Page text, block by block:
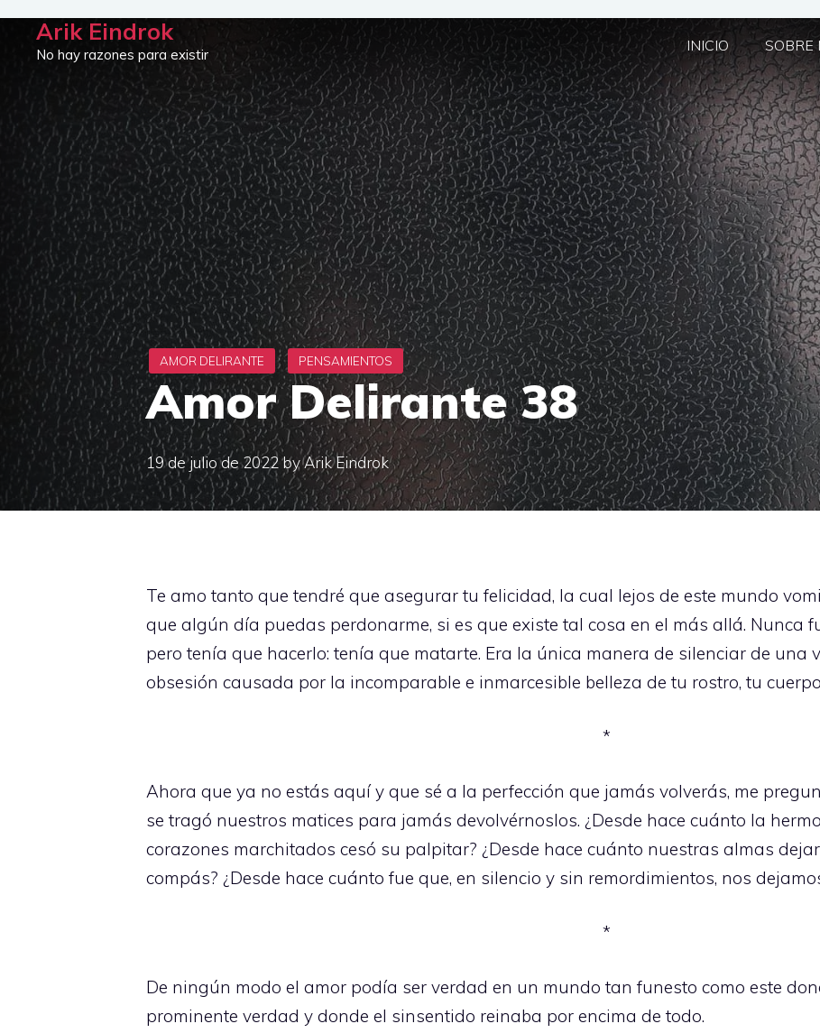
Saltar
Arik Eindrok
No hay razones para existir
INICIO SOBRE
Amor Delirante 38
19 de julio de 2022byArik Eindrok
Te amo tanto que tendré que asegurar tu felicidad, la cual lejos de este mundo
que algún día puedas perdonarme, si es que existe tal cosa en el más allá. Nunca
pero tenía que hacerlo: tenía que matarte. Era la única manera de silenciar de una
obsesión causada por la incomparable e inmarcesible belleza de tu rostro, tu
*
Ahora que ya no estás aquí y que sé a la perfección que jamás volverás, me
se tragó nuestros matices para jamás devolvérnoslos. ¿Desde hace cuánto la
corazones marchitados cesó su palpitar? ¿Desde hace cuánto nuestras almas
compás? ¿Desde hace cuánto fue que, en silencio y sin remordimientos, nos
*
De ningún modo el amor podía ser verdad en un mundo tan funesto como este
prominente verdad y donde el sinsentido reinaba por encima de todo.